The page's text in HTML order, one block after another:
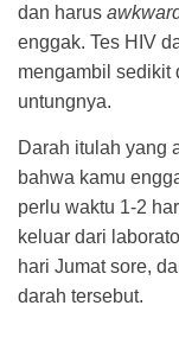
dan harus
enggak. Tes HIV
mengambil sedikit
untungnya.
Darah itulah yang
bahwa kamu
perlu waktu 1-2
keluar dari
hari Jumat sore,
darah tersebut.